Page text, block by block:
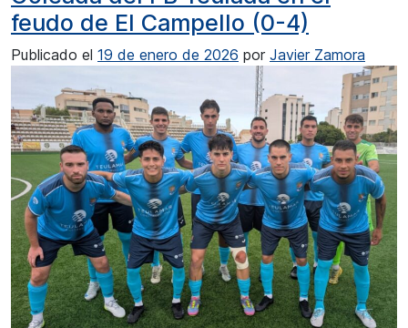
feudo de El Campello (0-4)
Publicado el 19 de enero de 2026 por Javier Zamora